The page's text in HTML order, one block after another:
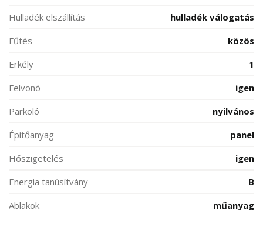
Hulladék elszállítás
hulladék válogatás
Fűtés
közös
Erkély
1
Felvonó
igen
Parkoló
nyilvános
Építőanyag
panel
Hőszigetelés
igen
Energia tanúsítvány
B
Ablakok
műanyag